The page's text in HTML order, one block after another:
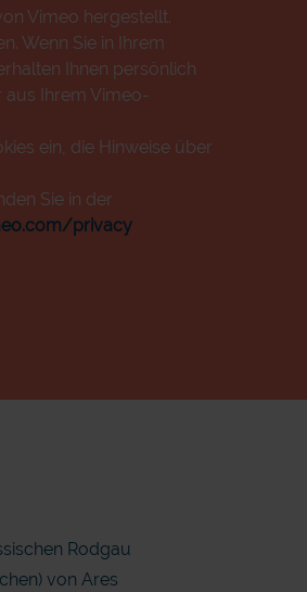
Vimeo hergestellt.
Wenn Sie in Ihrem
Ihnen persönlich
aus Ihrem Vimeo-
ein, die Hinweise über
Sie in der
privacy
Rodgau
von Ares